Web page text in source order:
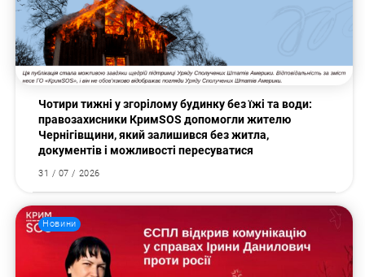
Чотири тижні у згорілому будинку без їжі та води:
правозахисники КримSOS допомогли жителю
Чернігівщини, який залишився без житла,
документів і можливості пересуватися
31 / 07 / 2026
Новини